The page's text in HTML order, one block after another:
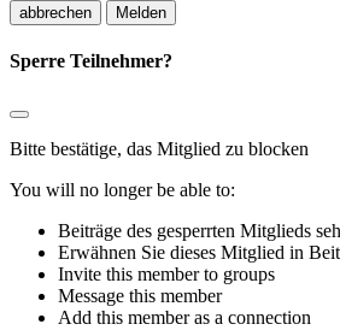
Melden
Sperre Teilnehmer?
Bitte bestätige, das Mitglied zu blocken
You will no longer be able to:
Beiträge des gesperrten Mitglieds
Erwähnen Sie dieses Mitglied in
Invite this member to groups
Message this member
Add this member as a connection